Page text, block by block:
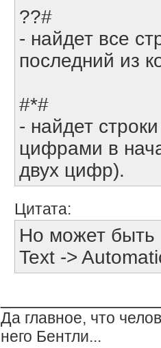
??#
- найдет все
последний из
#*#
- найдет
цифрами в
двух цифр).
Цитата:
Но может быть
Text ->
Да главное, что
него Бентли...